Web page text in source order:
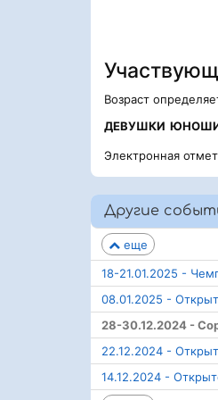
Возраст
ДЕВУШКИ
Электронная
Другие
еще
18-21.01.2025 -
08.01.2025 -
28-30.12.2024 -
22.12.2024 -
14.12.2024 -